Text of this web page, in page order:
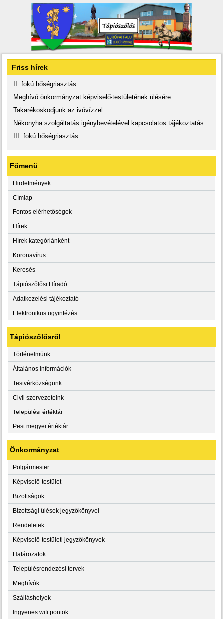
Friss hírek
II. fokú hőségriasztás
Meghívó önkormányzat képviselő-testületének ülésére
Takarékoskodjunk az ivóvízzel
Nékonyha szolgáltatás igénybevételével kapcsolatos tájékoztatás
III. fokú hőségriasztás
Főmenü
Hirdetmények
Címlap
Fontos elérhetőségek
Hírek
Hírek kategóriánként
Koronavírus
Keresés
Tápiószőlősi Híradó
Adatkezelési tájékoztató
Elektronikus ügyintézés
Tápiószőlősről
Történelmünk
Általános információk
Testvérközségünk
Civil szervezeteink
Települési értéktár
Pest megyei értéktár
Önkormányzat
Polgármester
Képviselő-testület
Bizottságok
Bizottsági ülések jegyzőkönyvei
Rendeletek
Képviselő-testületi jegyzőkönyvek
Határozatok
Településrendezési tervek
Meghívók
Szálláshelyek
Ingyenes wifi pontok